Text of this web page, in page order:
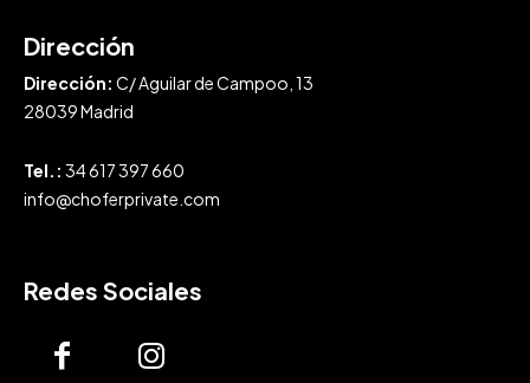
Dirección
Dirección: C/ Aguilar de Campoo, 13
28039 Madrid
Tel.: 34 617 397 660
info@choferprivate.com
Redes Sociales